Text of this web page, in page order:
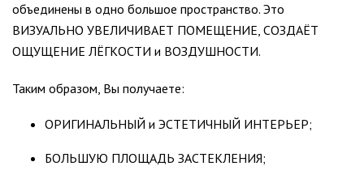
объединены в одно большое пространство. Это
ВИЗУАЛЬНО УВЕЛИЧИВАЕТ ПОМЕЩЕНИЕ, СОЗДАЁТ
ОЩУЩЕНИЕ ЛЁГКОСТИ и ВОЗДУШНОСТИ.
Таким образом, Вы получаете:
ОРИГИНАЛЬНЫЙ и ЭСТЕТИЧНЫЙ ИНТЕРЬЕР;
БОЛЬШУЮ ПЛОЩАДЬ ЗАСТЕКЛЕНИЯ;